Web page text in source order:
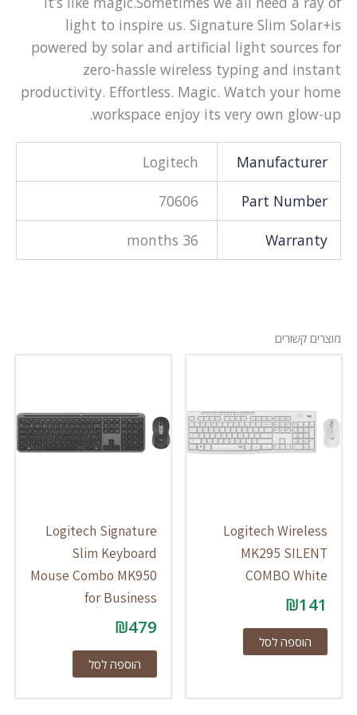
light to inspire us. Signature Slim Solar+is
powered by solar and artificial light sources for
zero-hassle wireless typing and instant
productivity. Effortless. Magic. Watch your home
workspace enjoy its very own glow-up.
Manufacturer
Logitech
Part Number
70606
Warranty
36 months
מוצרים קשורים
Logitech Wireless
MK295 SILENT
COMBO White
₪141
הוספה לסל
Logitech Signature
Slim Keyboard
Mouse Combo MK950
for Business
₪479
הוספה לסל